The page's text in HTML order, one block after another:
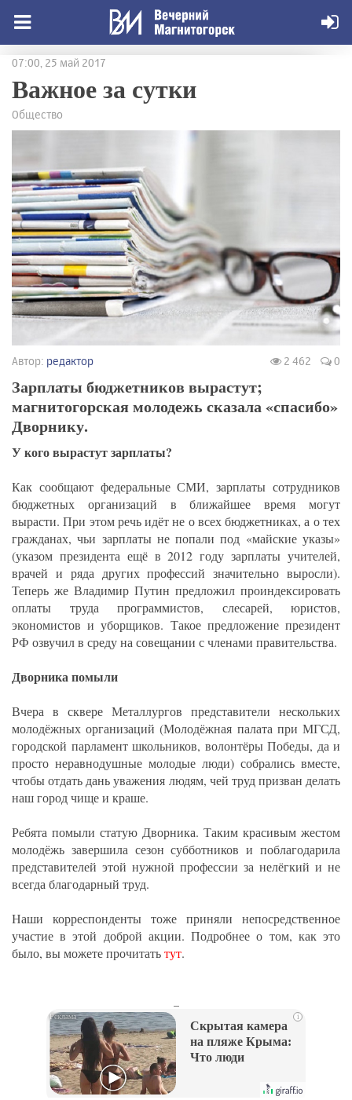
07:00, 25 май 2017
Важное за сутки
Общество
Автор: редактор 2 462 0
Зарплаты бюджетников вырастут;
магнитогорская молодежь сказала «спасибо»
Дворнику.
У кого вырастут зарплаты?
Как сообщают федеральные СМИ, зарплаты сотрудников
бюджетных организаций в ближайшее время могут
вырасти. При этом речь идёт не о всех бюджетниках, а о тех
гражданах, чьи зарплаты не попали под «майские указы»
(указом президента ещё в 2012 году зарплаты учителей,
врачей и ряда других профессий значительно выросли).
Теперь же Владимир Путин предложил проиндексировать
оплаты труда программистов, слесарей, юристов,
экономистов и уборщиков. Такое предложение президент
РФ озвучил в среду на совещании с членами правительства.
Дворника помыли
Вчера в сквере Металлургов представители нескольких
молодёжных организаций (Молодёжная палата при МГСД,
городской парламент школьников, волонтёры Победы, да и
просто неравнодушные молодые люди) собрались вместе,
чтобы отдать дань уважения людям, чей труд призван делать
наш город чище и краше.
Ребята помыли статую Дворника. Таким красивым жестом
молодёжь завершила сезон субботников и поблагодарила
представителей этой нужной профессии за нелёгкий и не
всегда благодарный труд.
Наши корреспонденты тоже приняли непосредственное
участие в этой доброй акции. Подробнее о том, как это
было, вы можете прочитатьтут.
i
Скрытая камера
на пляже Крыма:
Что люди
их не видят...